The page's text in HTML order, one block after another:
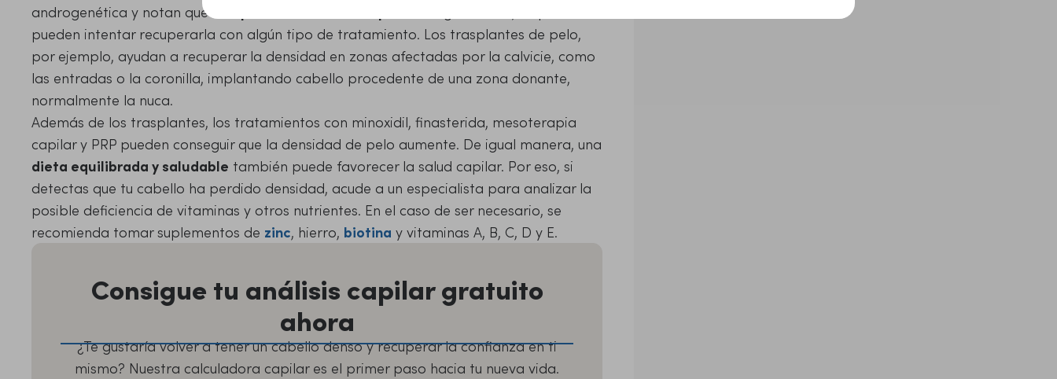
androgenética y notan que han
pueden intentar recuperarla con algún tipo de tratamiento. Los trasplantes de pelo,
por ejemplo, ayudan a recuperar la densidad en zonas afectadas por la calvicie, como
las entradas o la coronilla, implantando cabello procedente de una zona donante,
normalmente la nuca.
Además de los trasplantes, los tratamientos con minoxidil, finasterida, mesoterapia
capilar y PRP pueden conseguir que la densidad de pelo aumente. De igual manera, una
dieta equilibrada y saludable también puede favorecer la salud capilar. Por eso, si
detectas que tu cabello ha perdido densidad, acude a un especialista para analizar la
posible deficiencia de vitaminas y otros nutrientes. En el caso de ser necesario, se
recomienda tomar suplementos de zinc, hierro, biotina y vitaminas A, B, C, D y E.
Consigue tu análisis capilar gratuito
ahora
¿Te gustaría volver a tener un cabello denso y recuperar la confianza en ti
mismo? Nuestra calculadora capilar es el primer paso hacia tu nueva vida.